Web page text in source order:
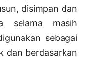
disimpan dan
selama masih
sebagai
dan berdasarkan